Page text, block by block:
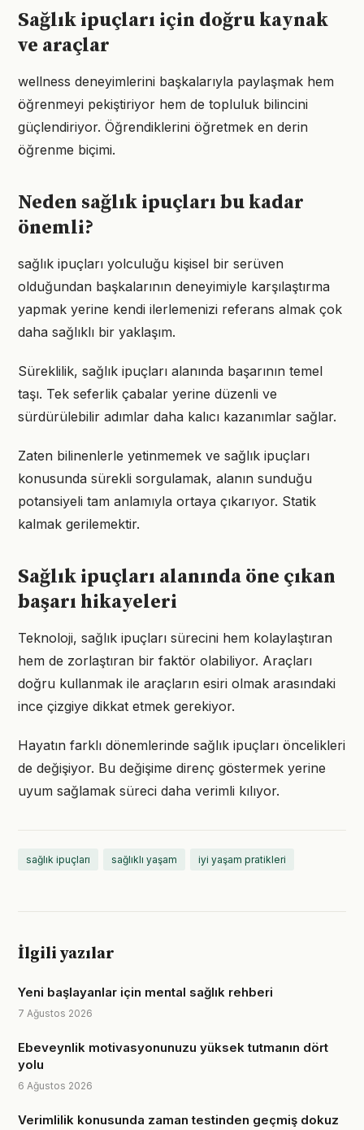
Sağlık ipuçları için doğru kaynak
ve araçlar
wellness deneyimlerini başkalarıyla paylaşmak hem
öğrenmeyi pekiştiriyor hem de topluluk bilincini
güçlendiriyor. Öğrendiklerini öğretmek en derin
öğrenme biçimi.
Neden sağlık ipuçları bu kadar
önemli?
sağlık ipuçları yolculuğu kişisel bir serüven
olduğundan başkalarının deneyimiyle karşılaştırma
yapmak yerine kendi ilerlemenizi referans almak çok
daha sağlıklı bir yaklaşım.
Süreklilik, sağlık ipuçları alanında başarının temel
taşı. Tek seferlik çabalar yerine düzenli ve
sürdürülebilir adımlar daha kalıcı kazanımlar sağlar.
Zaten bilinenlerle yetinmemek ve sağlık ipuçları
konusunda sürekli sorgulamak, alanın sunduğu
potansiyeli tam anlamıyla ortaya çıkarıyor. Statik
kalmak gerilemektir.
Sağlık ipuçları alanında öne çıkan
başarı hikayeleri
Teknoloji, sağlık ipuçları sürecini hem kolaylaştıran
hem de zorlaştıran bir faktör olabiliyor. Araçları
doğru kullanmak ile araçların esiri olmak arasındaki
ince çizgiye dikkat etmek gerekiyor.
Hayatın farklı dönemlerinde sağlık ipuçları öncelikleri
de değişiyor. Bu değişime direnç göstermek yerine
uyum sağlamak süreci daha verimli kılıyor.
sağlık ipuçları sağlıklı yaşam iyi yaşam pratikleri
İlgili yazılar
Yeni başlayanlar için mental sağlık rehberi
7 Ağustos 2026
Ebeveynlik motivasyonunuzu yüksek tutmanın dört
yolu
6 Ağustos 2026
Verimlilik konusunda zaman testinden geçmiş dokuz